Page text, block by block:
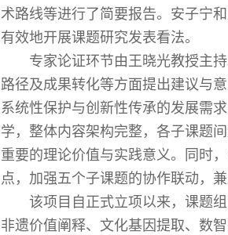
术路线等进行了简要报告。安子宁
有效地开展课题研究发表看法。
专家论证环节由王晓光教授主
路径及成果转化等方面提出建议与
系统性保护与创新性传承的发展需
学，整体内容架构完整，各子课题
重要的理论价值与实践意义。同时
点，加强五个子课题的协作联动，
该项目自正式立项以来，课题
非遗价值阐释、文化基因提取、数